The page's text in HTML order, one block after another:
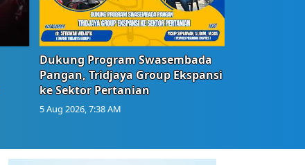
Dukung Program Swasembada
Pangan, Tridjaya Group Ekspansi
ke Sektor Pertanian
5 Aug 2026, 7:38 AM